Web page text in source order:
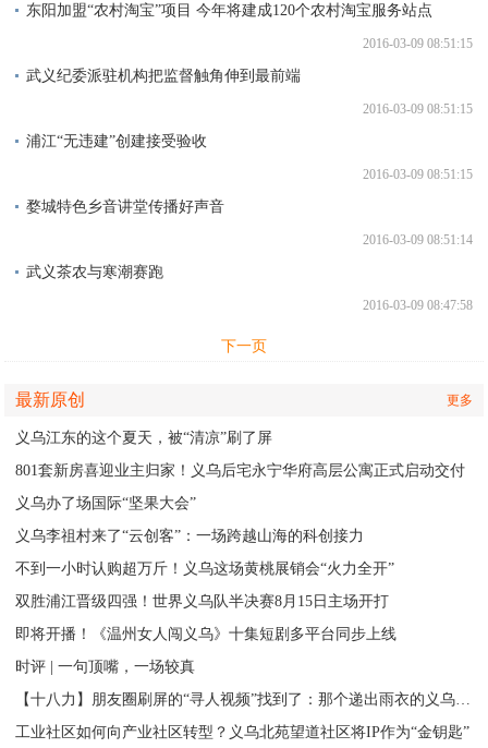
东阳加盟“农村淘宝”项目 今年将建成120个农村淘宝服务站点
2016-03-09 08:51:15
武义纪委派驻机构把监督触角伸到最前端
2016-03-09 08:51:15
浦江“无违建”创建接受验收
2016-03-09 08:51:15
婺城特色乡音讲堂传播好声音
2016-03-09 08:51:14
武义茶农与寒潮赛跑
2016-03-09 08:47:58
下一页
最新原创 更多
义乌江东的这个夏天，被“清凉”刷了屏
801套新房喜迎业主归家！义乌后宅永宁华府高层公寓正式启动交付
义乌办了场国际“坚果大会”
义乌李祖村来了“云创客”：一场跨越山海的科创接力
不到一小时认购超万斤！义乌这场黄桃展销会“火力全开”
双胜浦江晋级四强！世界义乌队半决赛8月15日主场开打
即将开播！《温州女人闯义乌》十集短剧多平台同步上线
时评 | 一句顶嘴，一场较真
【十八力】朋友圈刷屏的“寻人视频”找到了：那个递出雨衣的义乌排水人，原来是他
工业社区如何向产业社区转型？义乌北苑望道社区将IP作为“金钥匙”